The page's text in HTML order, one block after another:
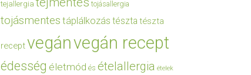
tejallergia tojásallergia
tojásmentes táplálkozás tészta tészta
receptvegánvegán recept
édesség életmód és ételallergia ételek